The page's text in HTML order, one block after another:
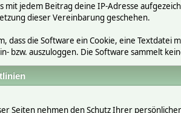
mit jedem Beitrag deine IP-Adresse
dieser Vereinbarung geschehen.
dass die Software ein Cookie, eine Textdatei
bzw. auszuloggen. Die Software sammelt
Seiten nehmen den Schutz Ihrer